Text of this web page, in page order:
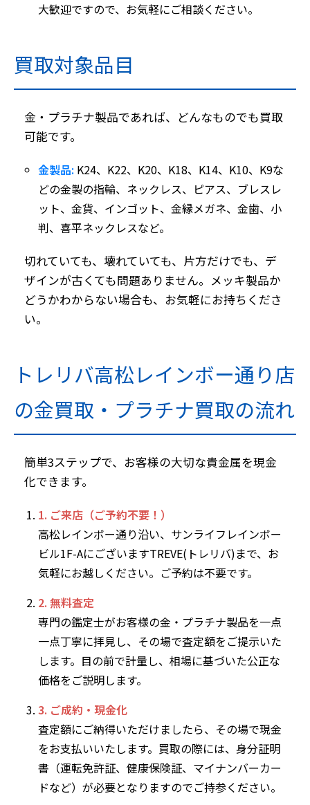
大歓迎ですので、お気軽にご相談ください。
買取対象品目
金・プラチナ製品であれば、どんなものでも買取
可能です。
金製品: K24、K22、K20、K18、K14、K10、K9な
どの金製の指輪、ネックレス、ピアス、ブレスレ
ット、金貨、インゴット、金縁メガネ、金歯、小
判、喜平ネックレスなど。
切れていても、壊れていても、片方だけでも、デ
ザインが古くても問題ありません。メッキ製品か
どうかわからない場合も、お気軽にお持ちくださ
い。
トレリバ高松レインボー通り店
の金買取・プラチナ買取の流れ
簡単3ステップで、お客様の大切な貴金属を現金
化できます。
1. ご来店（ご予約不要！）
高松レインボー通り沿い、サンライフレインボー
ビル1F-AにございますTREVE(トレリバ)まで、お
気軽にお越しください。ご予約は不要です。
2. 無料査定
専門の鑑定士がお客様の金・プラチナ製品を一点
一点丁寧に拝見し、その場で査定額をご提示いた
します。目の前で計量し、相場に基づいた公正な
価格をご説明します。
3. ご成約・現金化
査定額にご納得いただけましたら、その場で現金
をお支払いいたします。買取の際には、身分証明
書（運転免許証、健康保険証、マイナンバーカー
ドなど）が必要となりますのでご持参ください。